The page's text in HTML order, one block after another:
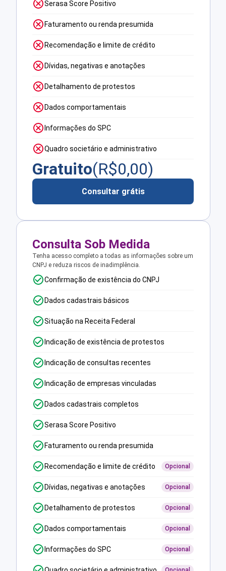
Serasa Score Positivo
Faturamento ou renda presumida
Recomendação e limite de crédito
Dívidas, negativas e anotações
Detalhamento de protestos
Dados comportamentais
Informações do SPC
Quadro societário e administrativo
Gratuito(R$0,00)
Consultar grátis
Consulta Sob Medida
Tenha acesso completo a todas as informações sobre um
CNPJ e reduza riscos de inadimplência.
Confirmação de existência do CNPJ
Dados cadastrais básicos
Situação na Receita Federal
Indicação de existência de protestos
Indicação de consultas recentes
Indicação de empresas vinculadas
Dados cadastrais completos
Serasa Score Positivo
Faturamento ou renda presumida
Recomendação e limite de crédito Opcional
Dívidas, negativas e anotações Opcional
Detalhamento de protestos Opcional
Dados comportamentais Opcional
Informações do SPC Opcional